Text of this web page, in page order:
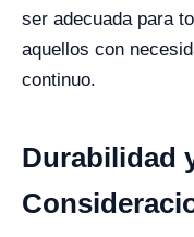
ser adecuada para
aquellos con
continuo.
Durabilidad